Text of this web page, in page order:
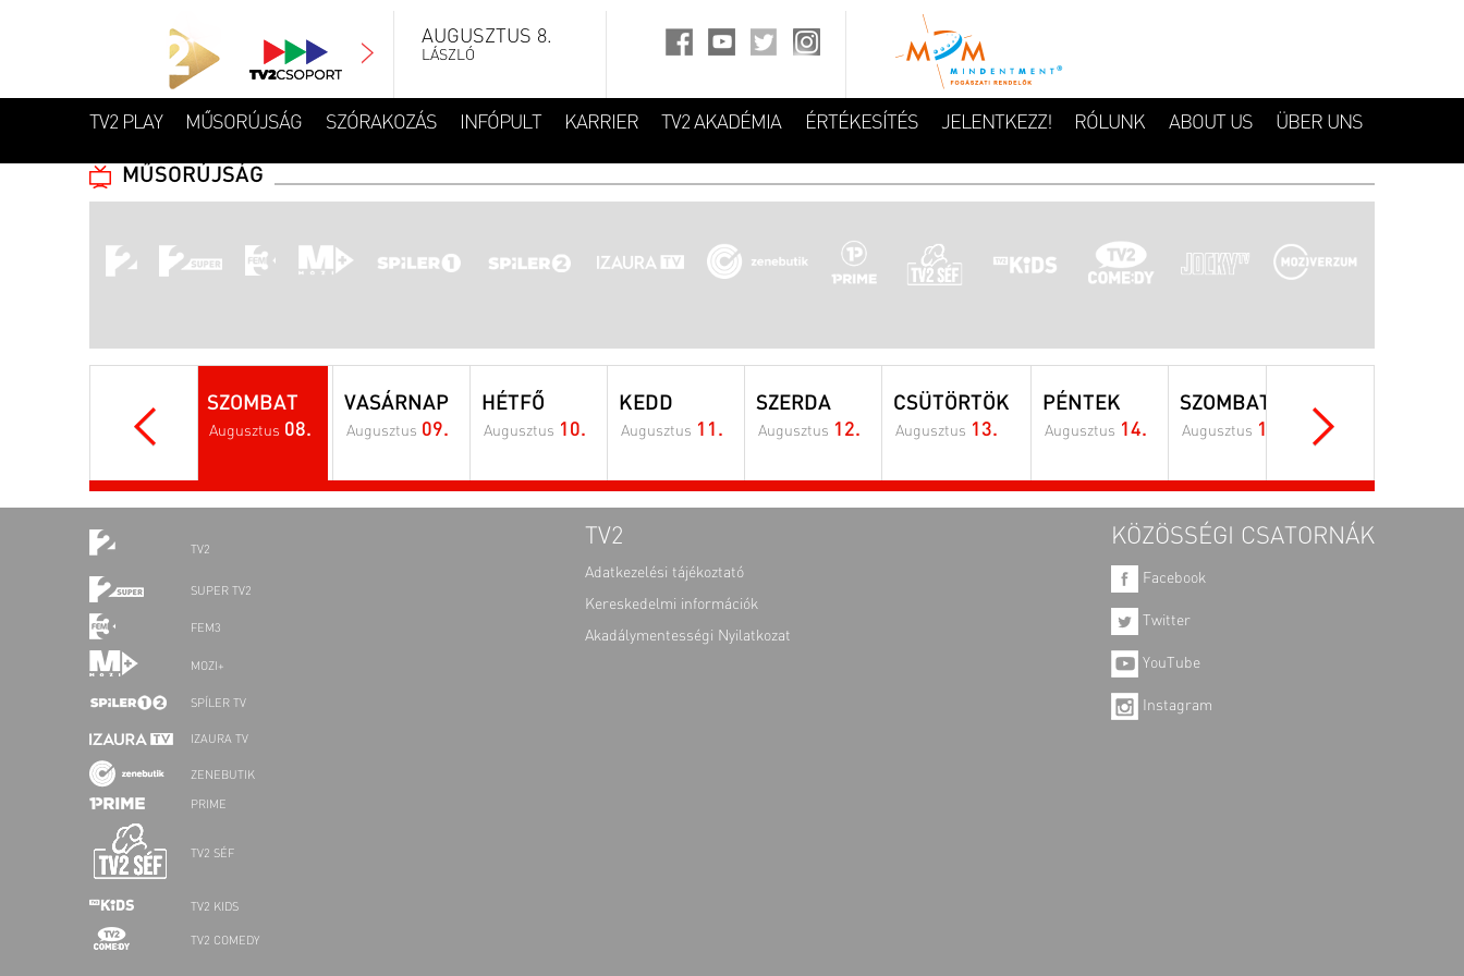
AUGUSZTUS 8.
LÁSZLÓ
TV2 PLAY MŰSORÚJSÁG SZÓRAKOZÁS INFÓPULT KARRIER TV2 AKADÉMIA ÉRTÉKESÍTÉS JELENTKEZZ! RÓLUNK ABOUT US ÜBER UNS
MŰSORÚJSÁG
SZOMBAT
Augusztus 08.
VASÁRNAP
Augusztus 09.
HÉTFŐ
Augusztus 10.
KEDD
Augusztus 11.
SZERDA
Augusztus 12.
CSÜTÖRTÖK
Augusztus 13.
PÉNTEK
Augusztus 14.
SZOMBAT
Augusztus 15. Augusztus
TV2
SUPER TV2
FEM3
MOZI+
SPÍLER TV
IZAURA TV
ZENEBUTIK
PRIME
TV2 SÉF
TV2 KIDS
TV2 COMEDY
TV2
Adatkezelési tájékoztató
Kereskedelmi információk
Akadálymentességi Nyilatkozat
KÖZÖSSÉGI CSATORNÁK
Facebook
Twitter
YouTube
Instagram